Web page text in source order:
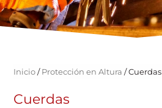
Inicio/Protección en Altura / Cuerdas
Cuerdas